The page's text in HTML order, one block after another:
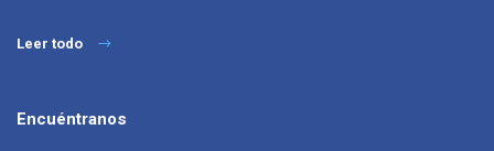
Leer todo
Encuéntranos